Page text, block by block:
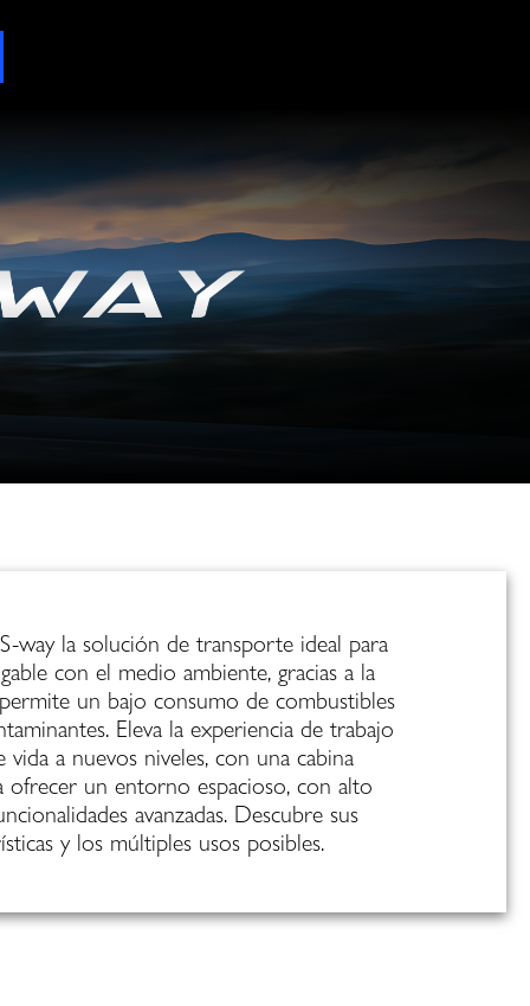
way la solución de transporte ideal para
con el medio ambiente, gracias a la
un bajo consumo de combustibles
Eleva la experiencia de trabajo
vida a nuevos niveles, con una cabina
ofrecer un entorno espacioso, con alto
avanzadas. Descubre sus
y los múltiples usos posibles.